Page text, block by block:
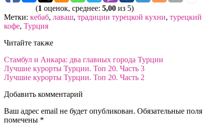
(1 оценок, среднее: 5,00 из 5)
Метки: кебаб, лаваш, традиции турецкой кухни, турецкий
кофе, Турция
Читайте также
Стамбул и Анкара: два главных города Турции
Лучшие курорты Турции. Топ 20. Часть 3
Лучшие курорты Турции. Топ 20. Часть 2
Добавить комментарий
Ваш адрес email не будет опубликован. Обязательные поля
помечены *